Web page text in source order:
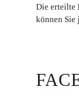
Die erteilte
können Sie